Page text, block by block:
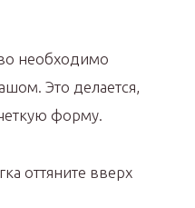
необходимо
Это делается,
форму.
оттяните вверх